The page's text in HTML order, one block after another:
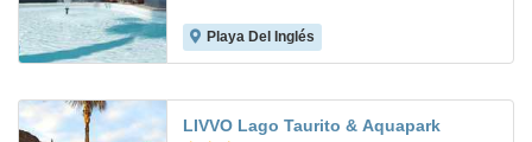
Playa Del Inglés
LIVVO Lago Taurito & Aquapark